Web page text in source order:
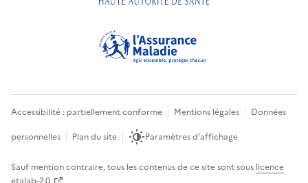
Accessibilité : partiellement conforme Mentions légales
Données
personnelles
Plan du site Paramètres d'affichage
Sauf mention contraire, tous les contenus de ce site sont sous licence